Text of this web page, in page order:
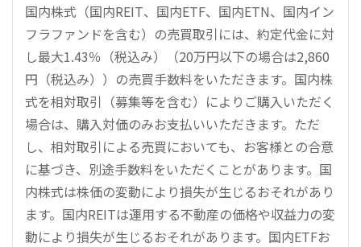
国内株式（国内REIT、国内ETF、国内ETN、国内イン
フラファンドを含む）の売買取引には、約定代金に対
し最大1.43％（税込み）（20万円以下の場合は2,860
円（税込み））の売買手数料をいただきます。国内株
式を相対取引（募集等を含む）によりご購入いただく
場合は、購入対価のみお支払いいただきます。ただ
し、相対取引による売買においても、お客様との合意
に基づき、別途手数料をいただくことがあります。国
内株式は株価の変動により損失が生じるおそれがあり
ます。国内REITは運用する不動産の価格や収益力の変
動により損失が生じるおそれがあります。国内ETFお